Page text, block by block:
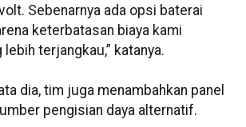
Sebenarnya ada opsi baterai
keterbatasan biaya kami
terjangkau,” katanya.
dia, tim juga menambahkan panel
pengisian daya alternatif.